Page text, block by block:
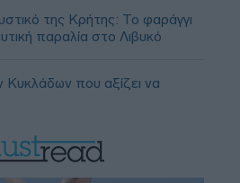
της Κρήτης: Το φαράγγι
παραλία στο Λιβυκό
Κυκλάδων που αξίζει να